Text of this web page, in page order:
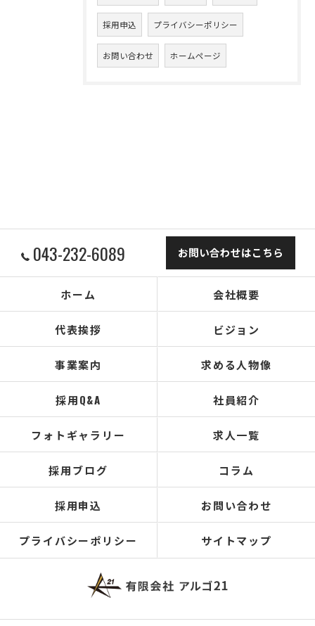
採用申込 プライバシーポリシー
お問い合わせ ホームページ
043-232-6089 お問い合わせはこちら
ホーム 会社概要
代表挨拶 ビジョン
事業案内 求める人物像
採用Q&A 社員紹介
フォトギャラリー 求人一覧
採用ブログ コラム
採用申込 お問い合わせ
プライバシーポリシー サイトマップ